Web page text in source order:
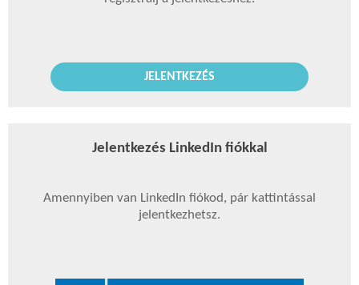
JELENTKEZÉS
Jelentkezés LinkedIn fiókkal
Amennyiben van LinkedIn fiókod, pár kattintással
jelentkezhetsz.